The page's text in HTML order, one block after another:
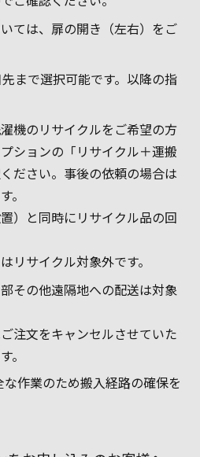
ては、扉の開き（左右）をご
まで選択可能です。以降の指
機のリサイクルをご希望の方
ションの「リサイクル＋運搬
ださい。事後の依頼の場合は
。
）と同時にリサイクル品の回
リサイクル対象外です。
その他遠隔地への配送は対象
注文をキャンセルさせていた
。
作業のため搬入経路の確保を